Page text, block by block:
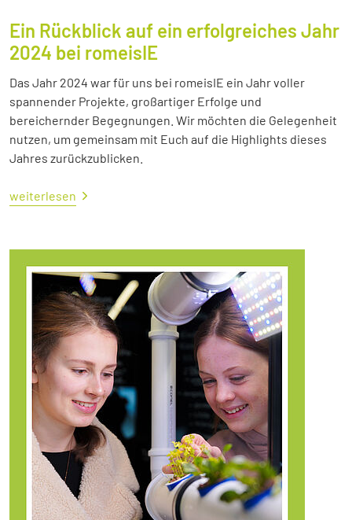
Ein Rückblick auf ein erfolgreiches Jahr
2024 bei romeisIE
Das Jahr 2024 war für uns bei romeisIE ein Jahr voller
spannender Projekte, großartiger Erfolge und
bereichernder Begegnungen. Wir möchten die Gelegenheit
nutzen, um gemeinsam mit Euch auf die Highlights dieses
Jahres zurückzublicken.
weiterlesen